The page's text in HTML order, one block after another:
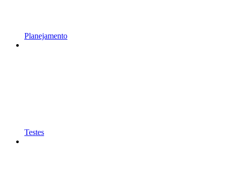
Planejamento
Testes